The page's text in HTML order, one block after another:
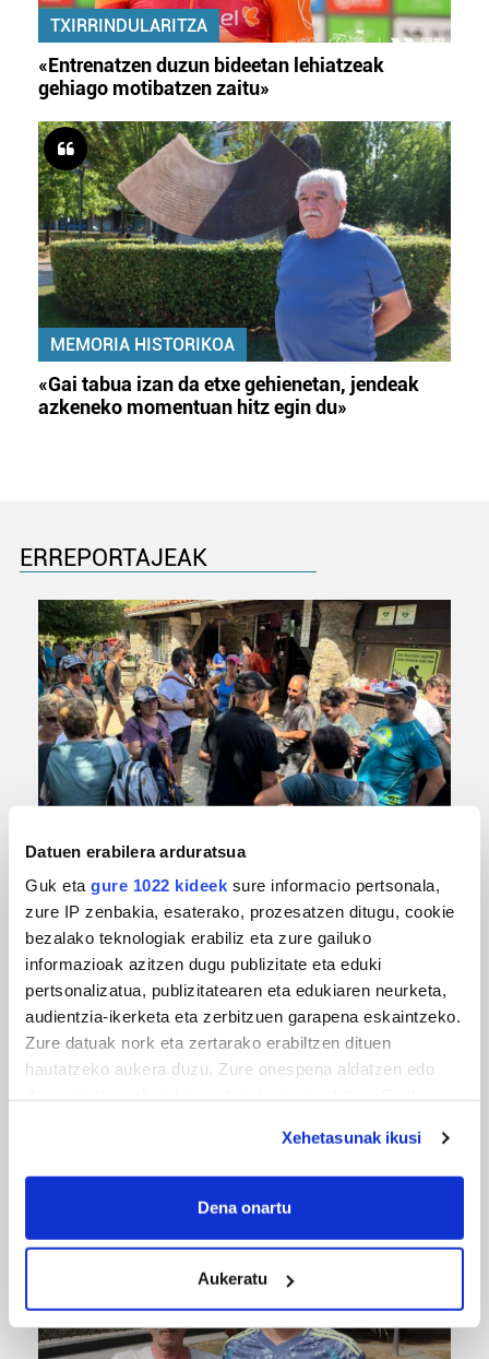
Datuen erabilera arduratsua
Guk eta gure 1022 kideek sure informacio pertsonala,
zure IP zenbakia, esaterako, prozesatzen ditugu, cookie
bezalako teknologiak erabiliz eta zure gailuko
informazioak azitzen dugu publizitate eta eduki
pertsonalizatua, publizitatearen eta edukiaren neurketa,
audientzia-ikerketa eta zerbitzuen garapena eskaintzeko.
Zure datuak nork eta zertarako erabiltzen dituen
hautatzeko aukera duzu. Zure onespena aldatzen edo
If you allow, we would also like to:
Collect information about your geographical
Identify your device by actively scanning it for
specific characteristics (fingerprinting)
Find out more about how your personal data is processed
Xehetasunak ikusi
Dena onartu
Aukeratu
TXIRRINDULARITZA
«Entrenatzen duzun bideetan lehiatzeak
gehiago motibatzen zaitu»
MEMORIA HISTORIKOA
«Gai tabua izan da etxe gehienetan, jendeak
azkeneko momentuan hitz egin du»
ERREPORTAJEAK
Urbiako zelaiak erromeria leku
'Amaaaa!' abestiekin